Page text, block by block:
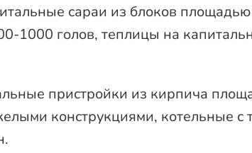
сараи из блоков
1000 голов, теплицы на
пристройки из кирпича
конструкциями, котельные с